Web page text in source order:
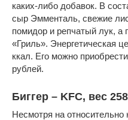
каких-либо добавок. В
сыр Эмменталь, свежие
помидор и репчатый лук, а
«Гриль». Энергетическая
ккал. Его можно
рублей.
Биггер – KFC, вес
Несмотря на